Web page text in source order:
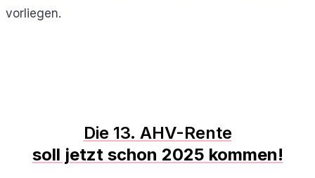
vorliegen.
Die 13. AHV-Rente
soll jetzt schon 2025 kommen!